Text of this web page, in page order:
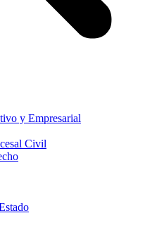
y Empresarial
Civil